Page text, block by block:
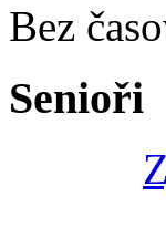
Bez
Senioři